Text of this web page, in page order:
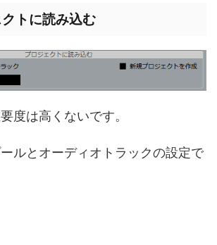
トに読み込む
度は高くないです。
ルとオーディオトラックの設定で